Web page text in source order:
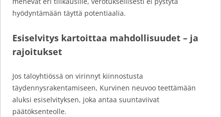
hyödyntämään täyttä potentiaalia.
Esiselvitys kartoittaa mahdollisuudet – ja
rajoitukset
Jos taloyhtiössä on virinnyt kiinnostusta
täydennysrakentamiseen, Kurvinen neuvoo teettämään
aluksi esiselvityksen, joka antaa suuntaviivat
päätöksenteolle.